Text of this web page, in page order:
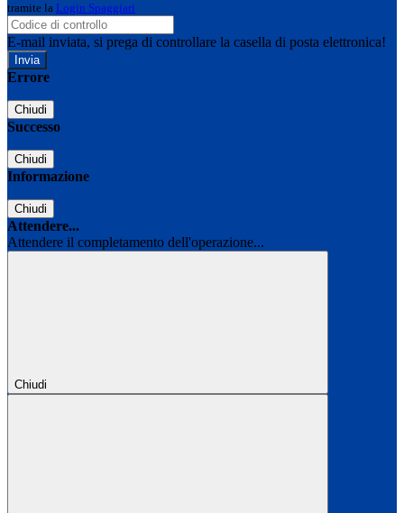
tramite la Login Spaggiari
E-mail inviata, si prega di controllare la casella di posta elettronica!
Errore
Chiudi
Successo
Chiudi
Informazione
Chiudi
Attendere...
Attendere il completamento dell'operazione...
Chiudi